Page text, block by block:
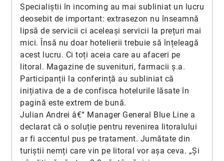
Specialiștii în incoming au mai subliniat un lucru
deosebit de important: extrasezon nu înseamnă
lipsă de servicii ci aceleași servicii la prețuri mai
mici. Însă nu doar hotelierii trebuie să înțeleagă
acest lucru. Ci toți aceia care au afaceri pe
litoral. Magazine de suvenituri, farmacii ș.a.
Participanții la conferință au subliniat că
inițiativa de a de confisca hotelurile lăsate în
pagină este extrem de bună.
Julian Andrei â€“ Manager General Blue Line a
declarat că o soluție pentru revenirea litoralului
ar fi accentul pus pe tratament. Jumătate din
turiștii nemți care vin pe litoral vor așa ceva. „Și